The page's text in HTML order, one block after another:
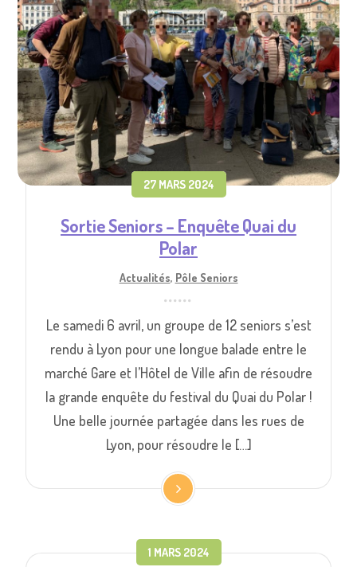
27 MARS 2024
Sortie Seniors – Enquête Quai du
Polar
Actualités, Pôle Seniors
Le samedi 6 avril, un groupe de 12 seniors s’est
rendu à Lyon pour une longue balade entre le
marché Gare et l’Hôtel de Ville afin de résoudre
la grande enquête du festival du Quai du Polar !
Une belle journée partagée dans les rues de
Lyon, pour résoudre le […]
1 MARS 2024